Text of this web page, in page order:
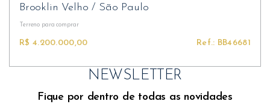
Brooklin Velho/ São Paulo
Terreno para comprar
R$ 4.200.000,00 Ref.: BB46681
NEWSLETTER
Fique por dentro de todas as novidades